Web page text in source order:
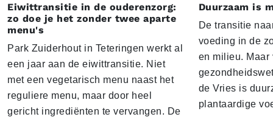
Eiwittransitie in de ouderenzorg:
zo doe je het zonder twee aparte
menu's
Park Zuiderhout in Teteringen werkt al
een jaar aan de eiwittransitie. Niet
met een vegetarisch menu naast het
reguliere menu, maar door heel
gericht ingrediënten te vervangen. De
Duurzaam is
De transitie
voeding in de
en milieu. Maar
de Vries is
plantaardige